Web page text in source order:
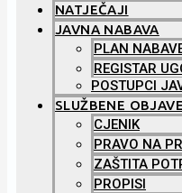
NATJEČAJI
JAVNA NABAVA
PLAN
REGISTAR
POSTUPCI
SLUŽBENE OBJAVE
CJENIK
PRAVO NA
ZAŠTITA
PROPISI